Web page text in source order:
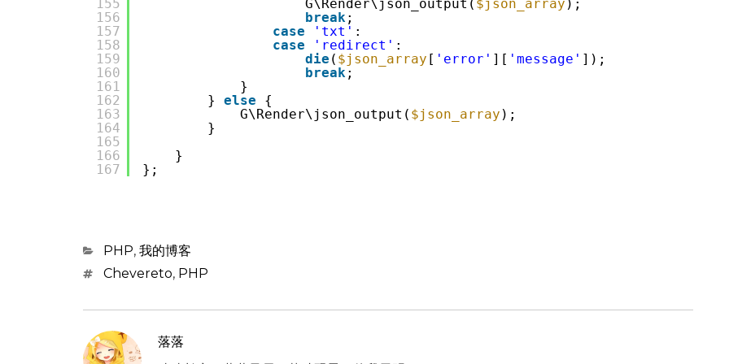
155
156
157
158
159
160
161
162
163
164
165
166
167
G\Render\json_output( $json_array );
break;
case
'txt' :
case
'redirect' :
die ( $json_array [ 'error' ][ 'message' ]);
break;
}
} else
{
G\Render\json_output( $json_array );
}
}
};
Categories
PHP, 我的博客
TagsChevereto, PHP
落落